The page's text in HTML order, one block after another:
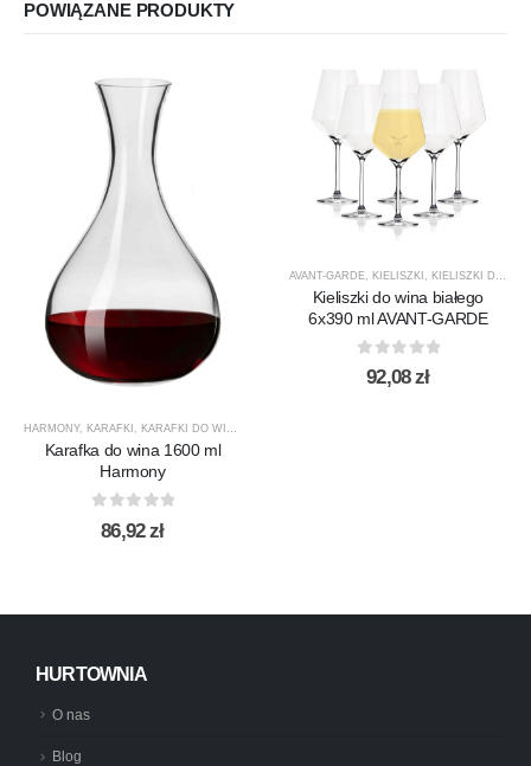
POWIĄZANE PRODUKTY
HARMONY, KARAFKI , KARAFKI DO WINA
Karafka do wina 1600 ml
Harmony
out of 5
86,92zł
AVANT-GARDE KIELISZKI KIELISZKI DO WINA BIAŁEGO
Kieliszki do wina białego
6x390 ml AVANT-GARDE
out of 5
92,08zł
HURTOWNIA
O nas
Blog